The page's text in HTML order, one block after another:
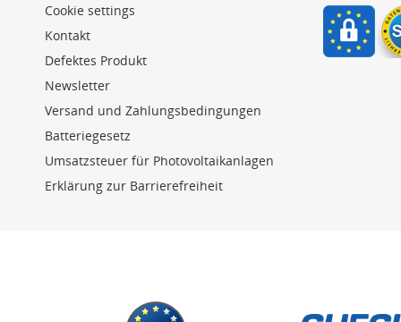
Cookie settings
Kontakt
Defektes Produkt
Newsletter
Versand und Zahlungsbedingungen
Batteriegesetz
Umsatzsteuer für Photovoltaikanlagen
Erklärung zur Barrierefreiheit